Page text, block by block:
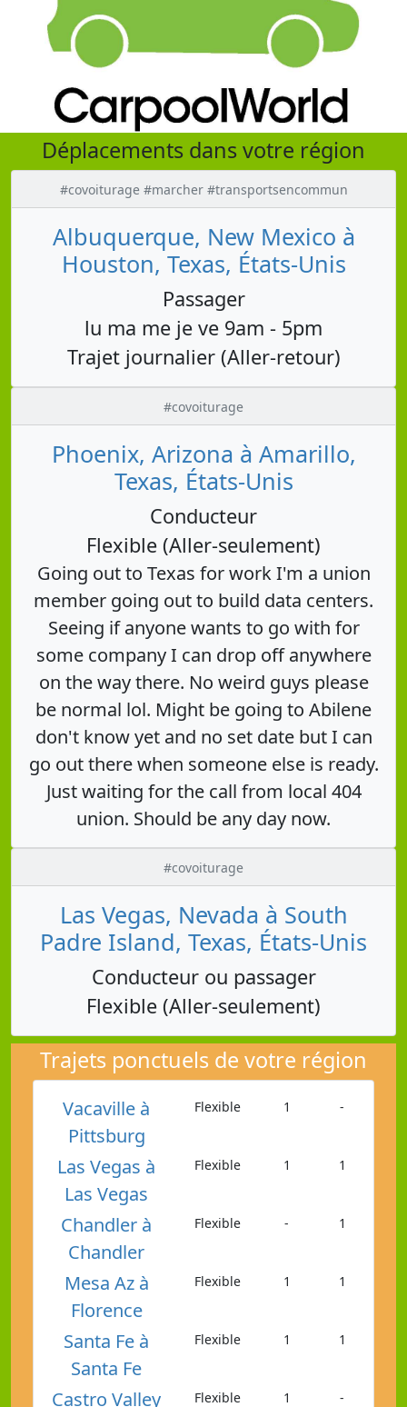
Déplacements dans votre région
#covoiturage #marcher #transportsencommun
Albuquerque, New Mexico à
Houston, Texas, États-Unis
Passager
lu ma me je ve 9am - 5pm
Trajet journalier (Aller-retour)
#covoiturage
Phoenix, Arizona à Amarillo,
Texas, États-Unis
Conducteur
Flexible (Aller-seulement)
Going out to Texas for work I'm a union
member going out to build data centers.
Seeing if anyone wants to go with for
some company I can drop off anywhere
on the way there. No weird guys please
be normal lol. Might be going to Abilene
don't know yet and no set date but I can
go out there when someone else is ready.
Just waiting for the call from local 404
union. Should be any day now.
#covoiturage
Las Vegas, Nevada à South
Padre Island, Texas, États-Unis
Conducteur ou passager
Flexible (Aller-seulement)
Trajets ponctuels de votre région
Vacaville à
Pittsburg
Flexible 1 -
Las Vegas à
Las Vegas
Flexible 1 1
Chandler à
Chandler
Flexible - 1
Mesa Az à
Florence
Flexible 1 1
Santa Fe à
Santa Fe
Flexible 1 1
Castro Valley Flexible 1 -